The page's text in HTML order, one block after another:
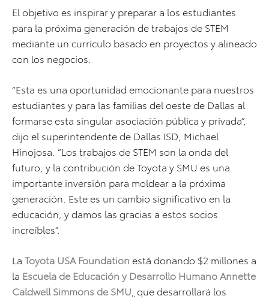
El objetivo es inspirar y preparar a los estudiantes
para la próxima generación de trabajos de STEM
mediante un currículo basado en proyectos y alineado
con los negocios.
“Esta es una oportunidad emocionante para nuestros
estudiantes y para las familias del oeste de Dallas al
formarse esta singular asociación pública y privada”,
dijo el superintendente de Dallas ISD, Michael
Hinojosa. “Los trabajos de STEM son la onda del
futuro, y la contribución de Toyota y SMU es una
importante inversión para moldear a la próxima
generación. Este es un cambio significativo en la
educación, y damos las gracias a estos socios
increíbles”.
La Toyota USA Foundation está donando $2 millones a
la Escuela de Educación y Desarrollo Humano Annette
Caldwell Simmons de SMU que desarrollará los